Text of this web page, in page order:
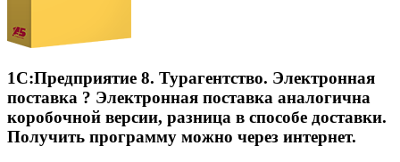
1С:Предприятие 8. Турагентство. Электронная
поставка ? Электронная поставка аналогична
коробочной версии, разница в способе доставки.
Получить программу можно через интернет.